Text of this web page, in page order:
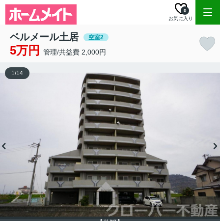
お気に入り
0
ベルメール土居 空室2
5万円 管理/共益費 2,000円
1/14